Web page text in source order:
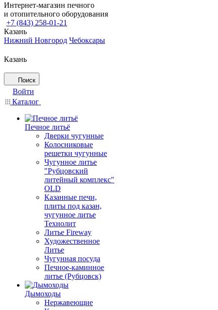
Интернет-магазин печного
и отопительного оборудования
+7 (843) 258-01-21
Казань
Нижний Новгород Чебоксары
Казань
Поиск
Войти
Каталог
Печное литьё
Дверки чугунные
Колосниковые
решетки чугунные
Чугунное литье
"Рубцовский
литейный комплекс"
OLD
Казанные печи,
плиты под казан,
чугунное литье
Технолит
Литье Fireway
Художественное
Литье
Чугунная посуда
Печное-каминное
литье (Рубцовск)
Дымоходы
Нержавеющие